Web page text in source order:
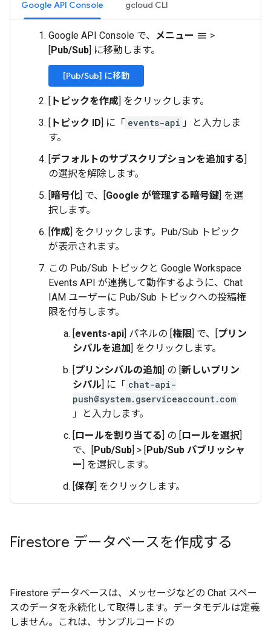
Google API Console gcloud CLI
Google API Console で、 メニュー menu >
Pub/Sub ] に移動します。
[Pub/Sub] に移動
トピックを作成 ] をクリックします。
トピック ID ] に「 events-api 」と入力しま
す。
デフォルトのサブスクリプションを追加する
の選択を解除します。
暗号化 ] で、[ Google が管理する暗号鍵 ] を選
択します。
作成 ] をクリックします。Pub/Sub トピック
が表示されます。
この Pub/Sub トピックと Google Workspace
Events API が連携して動作するように、Chat
IAM ユーザーに Pub/Sub トピックへの投稿権
限を付与します。
events-api ] パネルの [ 権限 ] で、[ プリン
シパルを追加 ] をクリックします。
プリンシパルの追加 ] の [ 新しいプリン
シパル ] に「 chat-api-
push@system.gserviceaccount.com
」と入力します。
ロールを割り当てる ] の [ ロールを選択
で、[
Pub/Sub > Pub/Sub パブリッシャ
ー ] を選択します。
保存 ] をクリックします。
Firestore データベースを作成する
Firestore データベースは、メッセージなどの Chat スペー
スのデータを永続化して取得します。データモデルは定義
しません。これは、サンプルコードの